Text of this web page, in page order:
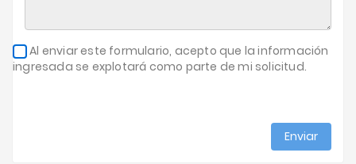
Al enviar este formulario, acepto que la información
ingresada se explotará como parte de mi solicitud.